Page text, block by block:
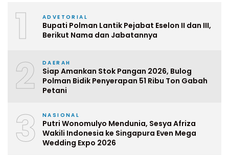
1 ADVETORIAL
Bupati Polman Lantik Pejabat Eselon II dan III,
Berikut Nama dan Jabatannya
2 DAERAH
Siap Amankan Stok Pangan 2026, Bulog
Polman Bidik Penyerapan 51 Ribu Ton Gabah
Petani
3 NASIONAL
Putri Wonomulyo Mendunia, Sesya Afriza
Wakili Indonesia ke Singapura Even Mega
Wedding Expo 2026